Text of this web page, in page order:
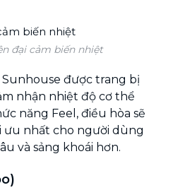
đại cảm biến nhiệt
được trang bị
nhận nhiệt độ cơ thể
năng Feel, điều hòa sẽ
nhất cho người dùng
và sảng khoái hơn.